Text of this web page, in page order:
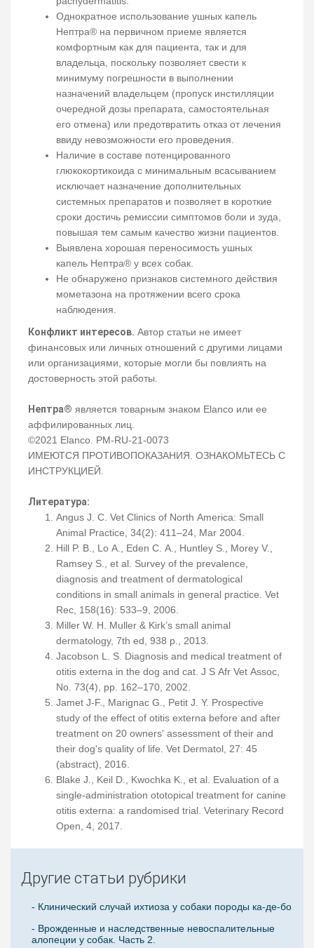
Однократное использование ушных капель
Нептра® на первичном приеме является
комфортным как для пациента, так и для
владельца, поскольку позволяет свести к
минимуму погрешности в выполнении
назначений владельцем (пропуск инстилляции
очередной дозы препарата, самостоятельная
его отмена) или предотвратить отказ от лечения
ввиду невозможности его проведения.
Наличие в составе потенцированного
глюкокортикоида с минимальным всасыванием
исключает назначение дополнительных
системных препаратов и позволяет в короткие
сроки достичь ремиссии симптомов боли и зуда,
повышая тем самым качество жизни пациентов.
Выявлена хорошая переносимость ушных
капель Нептра® у всех собак.
Не обнаружено признаков системного действия
мометазона на протяжении всего срока
наблюдения.
Конфликт интересов. Автор статьи не имеет
финансовых или личных отношений с другими лицами
или организациями, которые могли бы повлиять на
достоверность этой работы.
Нептра® является товарным знаком Elanco или ее
аффилированных лиц.
©2021 Elanco. PM-RU-21-0073
ИМЕЮТСЯ ПРОТИВОПОКАЗАНИЯ. ОЗНАКОМЬТЕСЬ С
ИНСТРУКЦИЕЙ.
Литература:
Angus J. C. Vet Clinics of North America: Small
Animal Practice, 34(2): 411–24, Mar 2004.
Hill P. B., Lo A., Eden C. A., Huntley S., Morey V.,
Ramsey S., et al. Survey of the prevalence,
diagnosis and treatment of dermatological
conditions in small animals in general practice. Vet
Rec, 158(16): 533–9, 2006.
Miller W. H. Muller & Kirk’s small animal
dermatology, 7th ed, 938 p., 2013.
Jacobson L. S. Diagnosis and medical treatment of
otitis externa in the dog and cat. J S Afr Vet Assoc,
No. 73(4), pp. 162–170, 2002.
Jamet J-F., Marignac G., Petit J. Y. Prospective
study of the effect of otitis externa before and after
treatment on 20 owners' assessment of their and
their dog's quality of life. Vet Dermatol, 27: 45
(abstract), 2016.
Blake J., Keil D., Kwochka K., et al. Evaluation of a
single-administration ototopical treatment for canine
otitis externa: a randomised trial. Veterinary Record
Open, 4, 2017.
Другие статьи рубрики
- Клинический случай ихтиоза у собаки породы ка-де-бо
- Врожденные и наследственные невоспалительные
алопеции у собак. Часть 2.